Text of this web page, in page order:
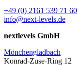
+49 (0) 2161 539 71 60
info@next-levels.de
nextlevels GmbH
Mönchengladbach
Konrad-Zuse-Ring 12